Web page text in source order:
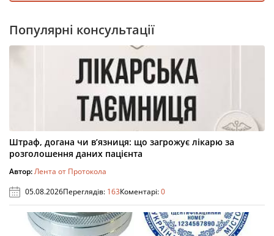
Популярні консультації
Штраф, догана чи в’язниця: що загрожує лікарю за
розголошення даних пацієнта
Автор:Лента от Протокола
05.08.2026Переглядів: 163Коментарі:0